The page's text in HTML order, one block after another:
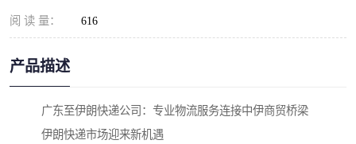
阅 读 量： 616
产品描述
广东至伊朗快递公司：专业物流服务连接中伊商贸桥梁
伊朗快递市场迎来新机遇